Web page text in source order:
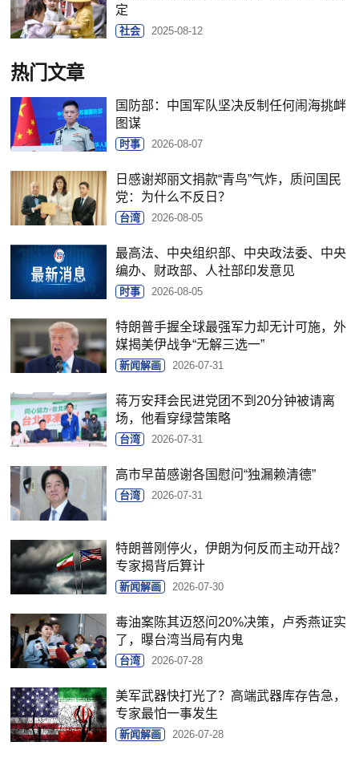
定
社会 2025-08-12
热门文章
国防部：中国军队坚决反制任何闹海挑衅
图谋
时事 2026-08-07
日感谢郑丽文捐款“青鸟”气炸，质问国民
党：为什么不反日？
台湾 2026-08-05
最高法、中央组织部、中央政法委、中央
编办、财政部、人社部印发意见
时事 2026-08-05
特朗普手握全球最强军力却无计可施，外
媒揭美伊战争“无解三选一”
新闻解画 2026-07-31
蒋万安拜会民进党团不到20分钟被请离
场，他看穿绿营策略
台湾 2026-07-31
高市早苗感谢各国慰问“独漏赖清德”
台湾 2026-07-31
特朗普刚停火，伊朗为何反而主动开战？
专家揭背后算计
新闻解画 2026-07-30
毒油案陈其迈怒问20%决策，卢秀燕证实
了，曝台湾当局有内鬼
台湾 2026-07-28
美军武器快打光了？高端武器库存告急，
专家最怕一事发生
新闻解画 2026-07-28